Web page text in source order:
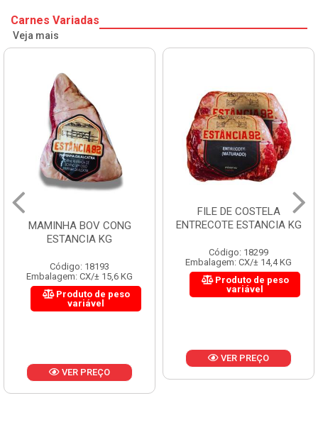
Carnes Variadas
Veja mais
MAMINHA BOV CONG
ESTANCIA KG
Código: 18193
Embalagem: CX/± 15,6 KG
Produto de peso
variável
VER PREÇO
FILE DE COSTELA
ENTRECOTE ESTANCIA KG
Código: 18299
Embalagem: CX/± 14,4 KG
Produto de peso
variável
VER PREÇO